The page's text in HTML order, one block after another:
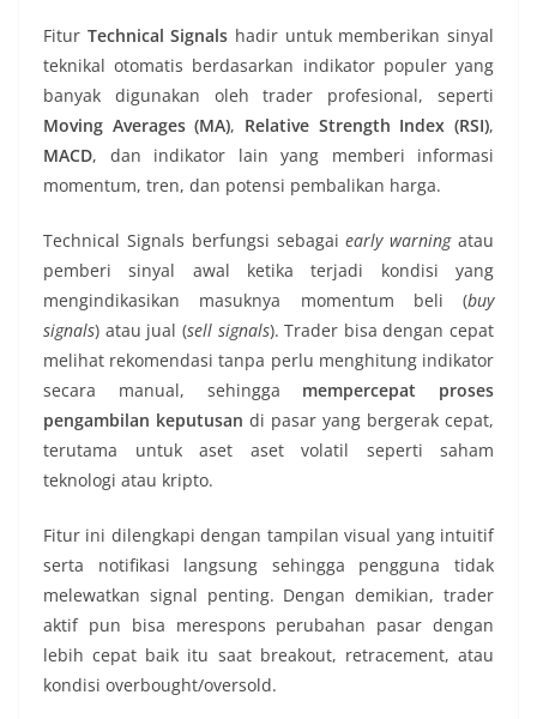
Fitur Technical Signals hadir untuk memberikan sinyal
teknikal otomatis berdasarkan indikator populer yang
banyak digunakan oleh trader profesional, seperti
Moving Averages (MA), Relative Strength Index (RSI),
MACD, dan indikator lain yang memberi informasi
momentum, tren, dan potensi pembalikan harga.
Technical Signals berfungsi sebagaiearly warningatau
pemberi sinyal awal ketika terjadi kondisi yang
mengindikasikan masuknya momentum beli (buy
signals) atau jual (sell signals). Trader bisa dengan cepat
melihat rekomendasi tanpa perlu menghitung indikator
secara manual, sehingga mempercepat proses
pengambilan keputusan di pasar yang bergerak cepat,
terutama untuk aset aset volatil seperti saham
teknologi atau kripto.
Fitur ini dilengkapi dengan tampilan visual yang intuitif
serta notifikasi langsung sehingga pengguna tidak
melewatkan signal penting. Dengan demikian, trader
aktif pun bisa merespons perubahan pasar dengan
lebih cepat baik itu saat breakout, retracement, atau
kondisi overbought/oversold.